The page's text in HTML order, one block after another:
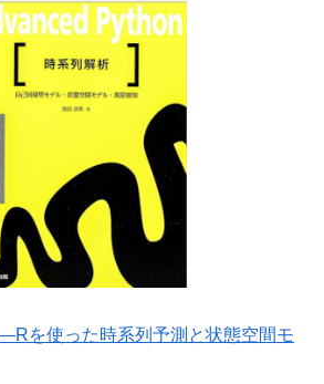
を使った時系列予測と状態空間モ